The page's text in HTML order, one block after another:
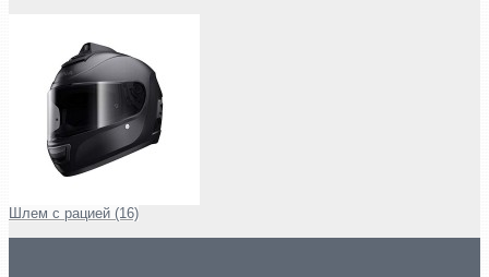
Шлем с рацией (16)